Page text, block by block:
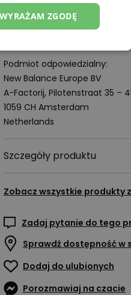
FuelCell – azot zastosowany
gumową podeszwą
wstrząsów, wysoki poziom
Podmiot odpowiedzialny:
New Balance Europe BV
A-Factorij, Pilotenstraat 35 –
1059 CH Amsterdam
Netherlands
Szczegóły produktu
Zobacz wszystkie produkty z
Zadaj pytanie do tego
Sprawdź dostępność w
Dodaj do ulubionych
Porozmawiaj na czacie
WYRAŻAM ZGODĘ